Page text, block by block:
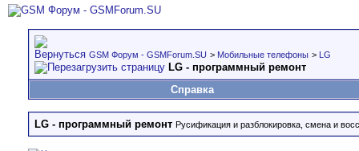
GSM Форум - GSMForum.SU > Мобильные телефоны > LG
LG - программный ремонт
Справка
LG - программный ремонт Русификация и разблокировка, смена и